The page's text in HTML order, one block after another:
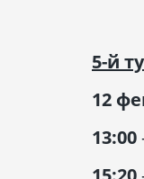
5-й
12
13:00